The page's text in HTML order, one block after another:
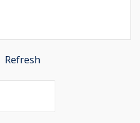
Refresh